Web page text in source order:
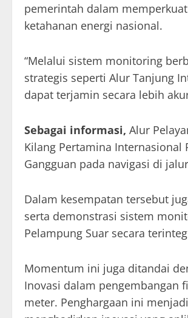
pemerintah dalam
ketahanan energi nasional.
“Melalui sistem monitoring
strategis seperti Alur Tanjung
dapat terjamin secara lebih
Sebagai informasi, Alur
Kilang Pertamina Internasional
Gangguan pada navigasi di
Dalam kesempatan tersebut
serta demonstrasi sistem
Pelampung Suar secara
Momentum ini juga ditandai
Inovasi dalam pengembangan
meter. Penghargaan ini